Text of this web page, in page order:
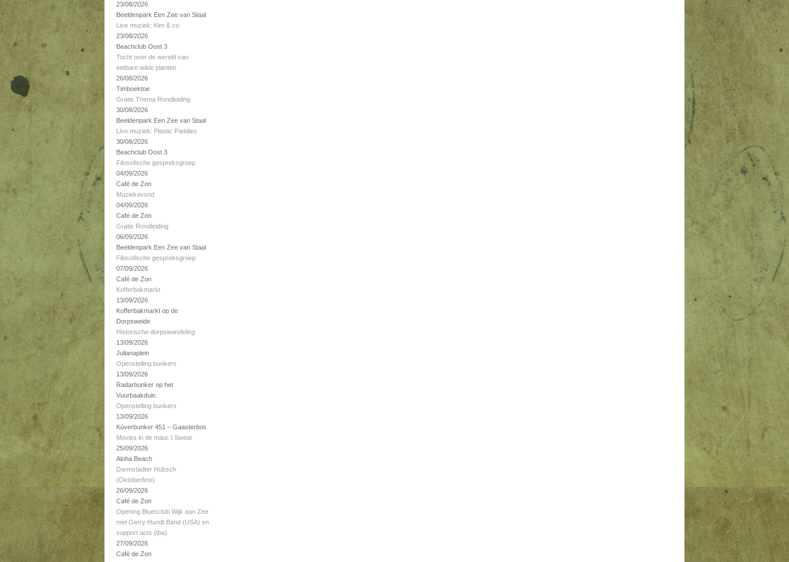
23/08/2026
Beeldenpark Een Zee van Staal
Live muziek: Kim & co
23/08/2026
Beachclub Oost 3
Tocht over de wereld van
eetbare wilde planten
26/08/2026
Timboektoe
Gratis Thema Rondleiding
30/08/2026
Beeldenpark Een Zee van Staal
Live muziek: Plastic Paddies
30/08/2026
Beachclub Oost 3
Filosofische gespreksgroep
04/09/2026
Café de Zon
Muziekavond
04/09/2026
Café de Zon
Gratis Rondleiding
06/09/2026
Beeldenpark Een Zee van Staal
Filosofische gespreksgroep
07/09/2026
Café de Zon
Kofferbakmarkt
13/09/2026
Kofferbakmarkt op de
Dorpsweide
Historische dorpswandeling
13/09/2026
Julianaplein
Openstelling bunkers
13/09/2026
Radarbunker op het
Vuurbaakduin.
Openstelling bunkers
13/09/2026
Küverbunker 451 – Gaasterbos
Movies in de maui: I Swear
25/09/2026
Aloha Beach
Darmstädter Hübsch
(Oktoberfest)
26/09/2026
Café de Zon
Opening Bluesclub Wijk aan Zee
met Gerry Hundt Band (USA) en
support acts (tba)
27/09/2026
Café de Zon